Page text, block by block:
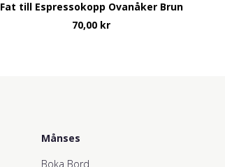
Fat till Espressokopp Ovanåker Brun
70,00 kr
Månses
Boka Bord